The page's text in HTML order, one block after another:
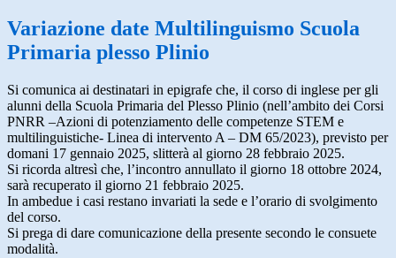
Variazione date Multilinguismo Scuola
Primaria plesso Plinio
Si comunica ai destinatari in epigrafe che, il corso di inglese per gli
alunni della Scuola Primaria del Plesso Plinio (nell’ambito dei Corsi
PNRR –Azioni di potenziamento delle competenze STEM e
multilinguistiche- Linea di intervento A – DM 65/2023), previsto per
domani 17 gennaio 2025, slitterà al giorno 28 febbraio 2025.
Si ricorda altresì che, l’incontro annullato il giorno 18 ottobre 2024,
sarà recuperato il giorno 21 febbraio 2025.
In ambedue i casi restano invariati la sede e l’orario di svolgimento
del corso.
Si prega di dare comunicazione della presente secondo le consuete
modalità.